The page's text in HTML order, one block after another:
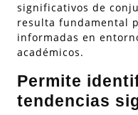
significativos de
resulta fundamental
informadas en
académicos.
Permite
tendencias